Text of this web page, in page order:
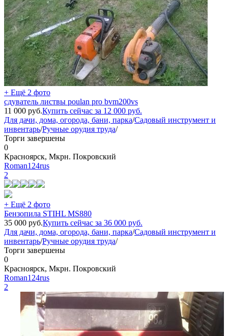
+ Ещё 2 фото
сдуватель листвы poulan pro bvm200vs
11 000 руб.Купить сейчас за 12 000 руб.
Для дачи, дома, огорода, бани, парка/Садовый инструмент и
инвентарь/Ручные орудия труда/
Торги завершены
0
Красноярск, Мкрн. Покровский
Roman124rus
2
+ Ещё 2 фото
Бензопила STIHL MS880
35 000 руб.Купить сейчас за 36 000 руб.
Для дачи, дома, огорода, бани, парка/Садовый инструмент и
инвентарь/Ручные орудия труда/
Торги завершены
0
Красноярск, Мкрн. Покровский
Roman124rus
2